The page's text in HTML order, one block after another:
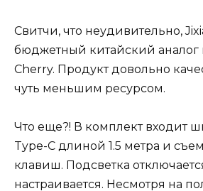
Свитчи, что неудивительно,
бюджетный китайский
Cherry. Продукт довольно
чуть меньшим ресурсом.
Что еще?! В комплект входит
Type-C длиной 1.5 метра и
клавиш. Подсветка
настраивается. Несмотря на